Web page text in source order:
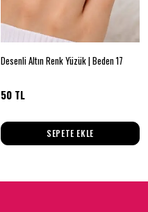
Desenli Altın Renk Yüzük | Beden 17
50 TL
SEPETE EKLE